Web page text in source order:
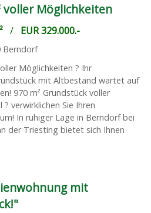
voller Möglichkeiten
/ EUR 329.000.-
Berndorf
Möglichkeiten ? Ihr
mit Altbestand wartet auf
970 m² Grundstück voller
? verwirklichen Sie Ihren
In ruhiger Lage in Berndorf bei
der Triesting bietet sich Ihnen
mit